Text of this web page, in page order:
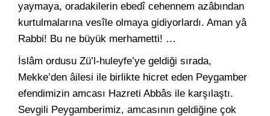
yaymaya, oradakilerin ebedî cehennem azâbından
kurtulmalarına vesîle olmaya gidiyorlardı. Aman yâ
Rabbi! Bu ne büyük merhametti! …
İslâm ordusu Zü’l-huleyfe’ye geldiği sırada,
Mekke’den âilesi ile birlikte hicret eden Peygamber
efendimizin amcası Hazreti Abbâs ile karşılaştı.
Sevgili Peygamberimiz, amcasının geldiğine çok